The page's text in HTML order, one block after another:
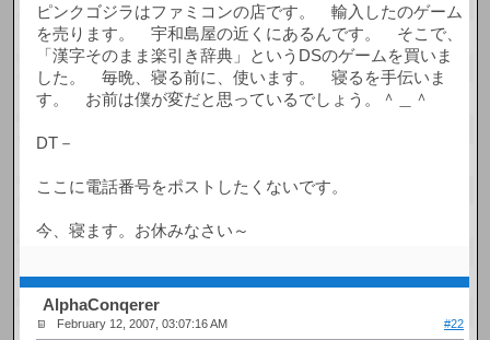
ピンクゴジラはファミコンの店です。 輸入したのゲーム
を売ります。 宇和島屋の近くにあるんです。 そこで、
「漢字そのまま楽引き辞典」というDSのゲームを買いま
した。 毎晩、寝る前に、使います。 寝るを手伝いま
す。 お前は僕が変だと思っているでしょう。＾＿＾
DT－
ここに電話番号をポストしたくないです。
今、寝ます。お休みなさい～
AlphaConqerer
February 12, 2007, 03:07:16 AM #22